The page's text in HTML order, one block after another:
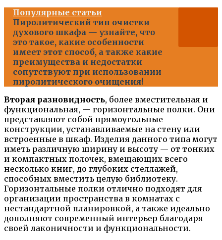
Популярные статьи
Пиролитический тип очистки
духового шкафа — узнайте, что
это такое, какие особенности
имеет этот способ, а также какие
преимущества и недостатки
сопутствуют при использовании
пиролитического очищения!
Вторая разновидность, более вместительная и
функциональная, — горизонтальные полки. Они
представляют собой прямоугольные
конструкции, устанавливаемые на стену или
встроенные в шкаф. Изделия данного типа могут
иметь различную ширину и высоту — от тонких
и компактных полочек, вмещающих всего
несколько книг, до глубоких стеллажей,
способных вместить целую библиотеку.
Горизонтальные полки отлично подходят для
организации пространства в комнатах с
нестандартной планировкой, а также идеально
дополняют современный интерьер благодаря
своей лаконичности и функциональности.